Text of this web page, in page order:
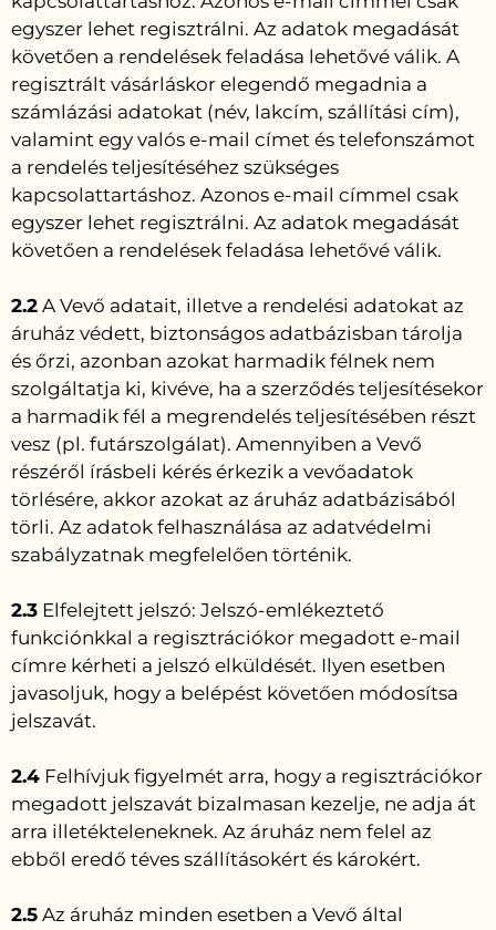
egyszer lehet regisztrálni. Az adatok megadását
követően a rendelések feladása lehetővé válik. A
regisztrált vásárláskor elegendő megadnia a
számlázási adatokat (név, lakcím, szállítási cím),
valamint egy valós e-mail címet és telefonszámot
a rendelés teljesítéséhez szükséges
kapcsolattartáshoz. Azonos e-mail címmel csak
egyszer lehet regisztrálni. Az adatok megadását
követően a rendelések feladása lehetővé válik.
2.2 A Vevő adatait, illetve a rendelési adatokat az
áruház védett, biztonságos adatbázisban tárolja
és őrzi, azonban azokat harmadik félnek nem
szolgáltatja ki, kivéve, ha a szerződés teljesítésekor
a harmadik fél a megrendelés teljesítésében részt
vesz (pl. futárszolgálat). Amennyiben a Vevő
részéről írásbeli kérés érkezik a vevőadatok
törlésére, akkor azokat az áruház adatbázisából
törli. Az adatok felhasználása az adatvédelmi
szabályzatnak megfelelően történik.
2.3 Elfelejtett jelszó: Jelszó-emlékeztető
funkciónkkal a regisztrációkor megadott e-mail
címre kérheti a jelszó elküldését. Ilyen esetben
javasoljuk, hogy a belépést követően módosítsa
jelszavát.
2.4 Felhívjuk figyelmét arra, hogy a regisztrációkor
megadott jelszavát bizalmasan kezelje, ne adja át
arra illetékteleneknek. Az áruház nem felel az
ebből eredő téves szállításokért és károkért.
2.5 Az áruház minden esetben a Vevő által